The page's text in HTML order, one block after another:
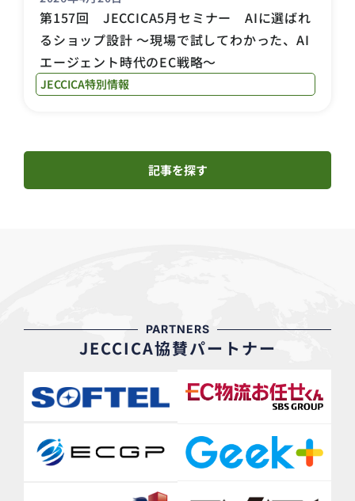
第157回 JECCICA5月セミナー AIに選ばれ
るショップ設計 ～現場で試してわかった、AI
エージェント時代のEC戦略～
JECCICA特別情報
記事を探す
PARTNERS
JECCICA協賛パートナー